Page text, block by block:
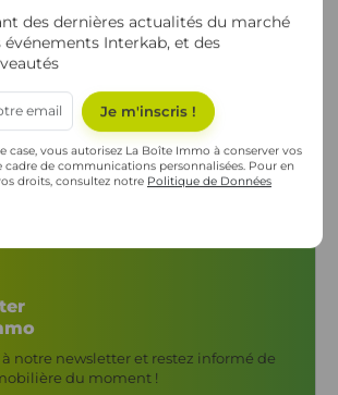
de contenus est disponible dans
Explorez les thématiques,
et publiez-les en 1 clic.
à notre newsletter et restez informé de
du moment !
des dernières actualités du marché
Interkab, et des
case, vous autorisez La Boîte Immo à conserver vos
cadre de communications personnalisées. Pour en
droits, consultez notre Politique de Données